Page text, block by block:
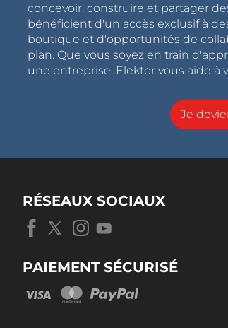
concevoir, construire et partager
bénéficient d'un accès exclusif à
boutique et d'opportunités de
plan. Que vous soyez en train
une entreprise, Elektor vous aide à
Je
RÉSEAUX SOCIAUX
PAIEMENT SÉCURISÉ